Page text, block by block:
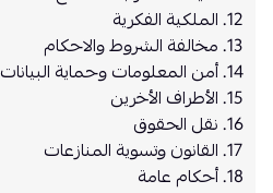
الملكية الفكرية
مخالفة الشروط والاحكام
أمن المعلومات وحماية البيانات
الأطراف الأخرين
نقل الحقوق
القانون وتسوية المنازعات
أحكام عامة